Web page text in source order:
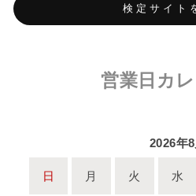
検定サイト
営業日カ
2026年8
日 月 火 水